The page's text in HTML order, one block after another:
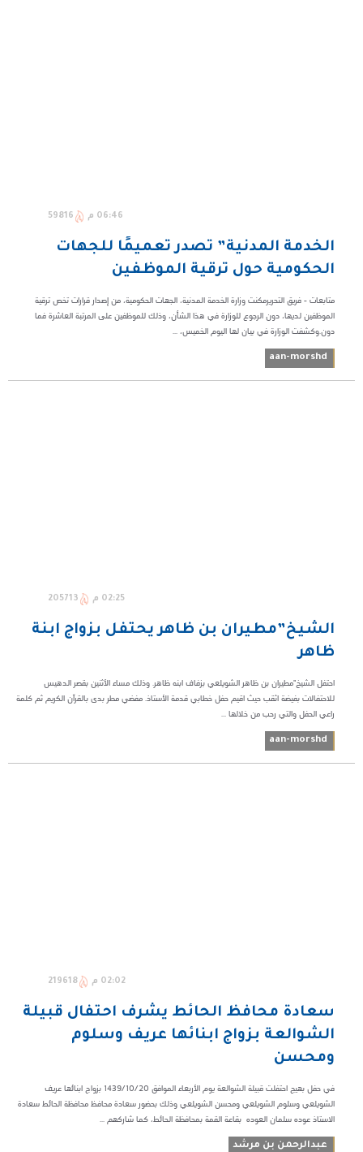
06:46 م 59816
الخدمة المدنية” تصدر تعميمًا للجهات
الحكومية حول ترقية الموظفين
متابعات - فريق التحريرمكنت وزارة الخدمة المدنية، الجهات الحكومية، من إصدار قرارات تخص ترقية
الموظفين لديها، دون الرجوع للوزارة في هذا الشأن، وذلك للموظفين على المرتبة العاشرة فما
دون.وكشفت الوزارة في بيان لها اليوم الخميس، ...
aan-morshd
02:25 م 205713
الشيخ”مطيران بن ظاهر يحتفل بزواج ابنة
ظاهر
احتفل الشيخ"مطيران بن ظاهر الشويلعي بزفاف ابنه ظاهر. وذلك مساء الأثنين بقصر الدهيس
للاحتفالات بفيضة اثقب حيث اقيم حفل خطابي قدمة الأستاذ. مفضي مطر بدى بالقرآن الكريم ثم كلمة
راعي الحفل والتي رحب من خلالها ...
aan-morshd
02:02 م 219618
سعادة محافظ الحائط يشرف احتفال قبيلة
الشوالعة بزواج ابنائها عريف وسلوم
ومحسن
في حفل بهيج احتفلت قبيلة الشوالعة يوم الأربعاء الموافق 1439/10/20 بزواج ابنائها عريف
الشويلعي وسلوم الشويلعي ومحسن الشويلعي وذلك بحضور سعادة محافظ محافظة الحائط سعادة
الاستاذ عوده سلمان العوده بقاعة القمة بمحافظة الحائط، كما شاركهم ...
عبدالرحمن بن مرشد